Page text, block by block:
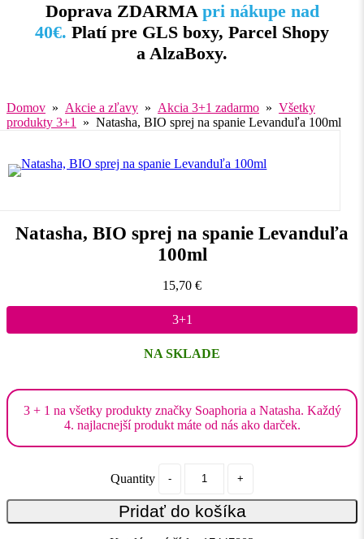
Doprava ZDARMA pri nákupe nad
40€. Platí pre GLS boxy, Parcel Shopy
a AlzaBoxy.
Domov » Akcie a zľavy » Akcia 3+1 zadarmo » Všetky
produkty 3+1
» Natasha, BIO sprej na spanie Levanduľa 100ml
Natasha, BIO sprej na spanie Levanduľa
100ml
15,70 €
3+1
NA SKLADE
3 + 1 na všetky produkty značky Soaphoria a Natasha. Každý
4. najlacnejší produkt máte od nás ako darček.
Quantity
Pridať do košíka